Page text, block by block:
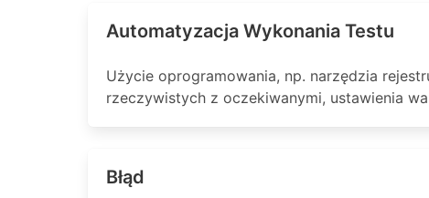
Automatyzacja Wykonania Testu
Użycie oprogramowania, np. narzędzia
rzeczywistych z oczekiwanymi, ustawienia
Błąd